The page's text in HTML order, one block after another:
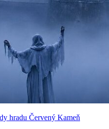
hradu Červený Kameň